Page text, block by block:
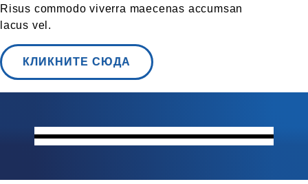
Risus commodo viverra maecenas accumsan
lacus vel.
КЛИКНИТЕ СЮДА